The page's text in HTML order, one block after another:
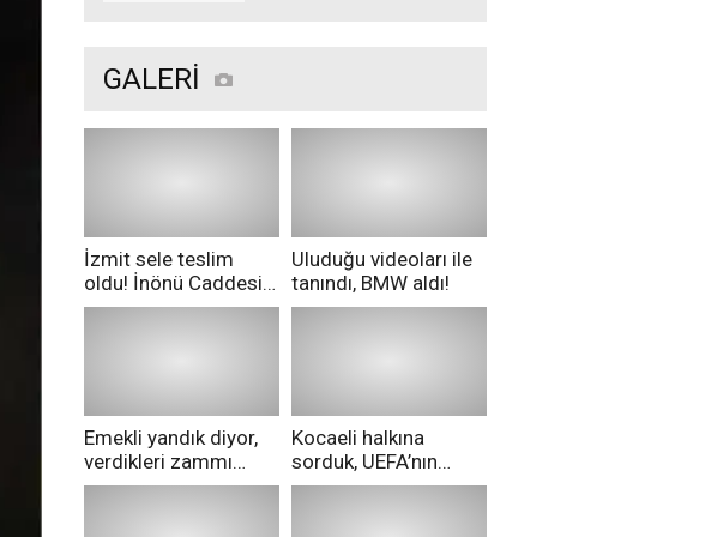
GALERİ
İzmit sele teslim
oldu! İnönü Caddesi
göle döndü!
Uluduğu videoları ile
tanındı, BMW aldı!
Emekli yandık diyor,
verdikleri zammı
pazarda geri aldılar!
Kocaeli halkına
sorduk, UEFA’nın
Merih Demiral kararı